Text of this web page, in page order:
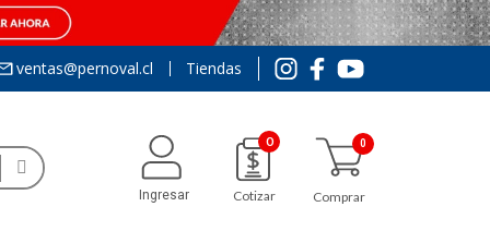
ventas@pernoval.cl Tiendas
Ingresar
0
Cotizar Comprar